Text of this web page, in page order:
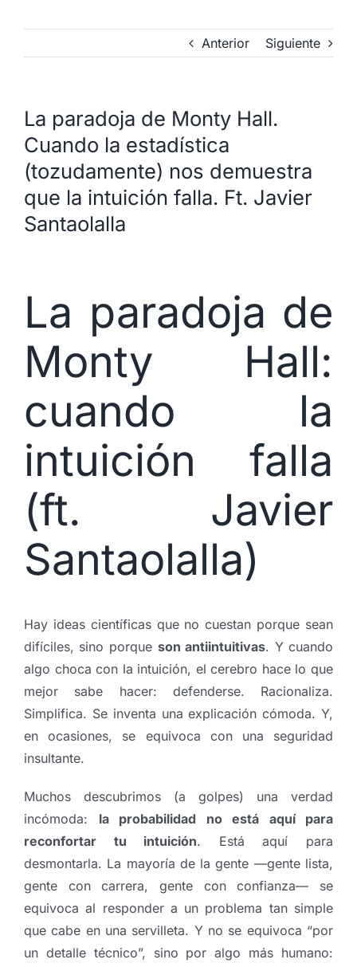
Anterior Siguiente
La paradoja de Monty Hall.
Cuando la estadística
(tozudamente) nos demuestra
que la intuición falla. Ft. Javier
Santaolalla
La paradoja de
Monty Hall:
cuando la
intuición falla
(ft. Javier
Santaolalla)
Hay ideas científicas que no cuestan porque sean
difíciles, sino porque son antiintuitivas. Y cuando
algo choca con la intuición, el cerebro hace lo que
mejor sabe hacer: defenderse. Racionaliza.
Simplifica. Se inventa una explicación cómoda. Y,
en ocasiones, se equivoca con una seguridad
insultante.
Muchos descubrimos (a golpes) una verdad
incómoda: la probabilidad no está aquí para
reconfortar tu intuición. Está aquí para
desmontarla. La mayoría de la gente —gente lista,
gente con carrera, gente con confianza— se
equivoca al responder a un problema tan simple
que cabe en una servilleta. Y no se equivoca “por
un detalle técnico”, sino por algo más humano: